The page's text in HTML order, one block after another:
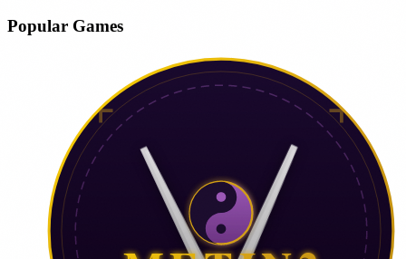
Popular Games